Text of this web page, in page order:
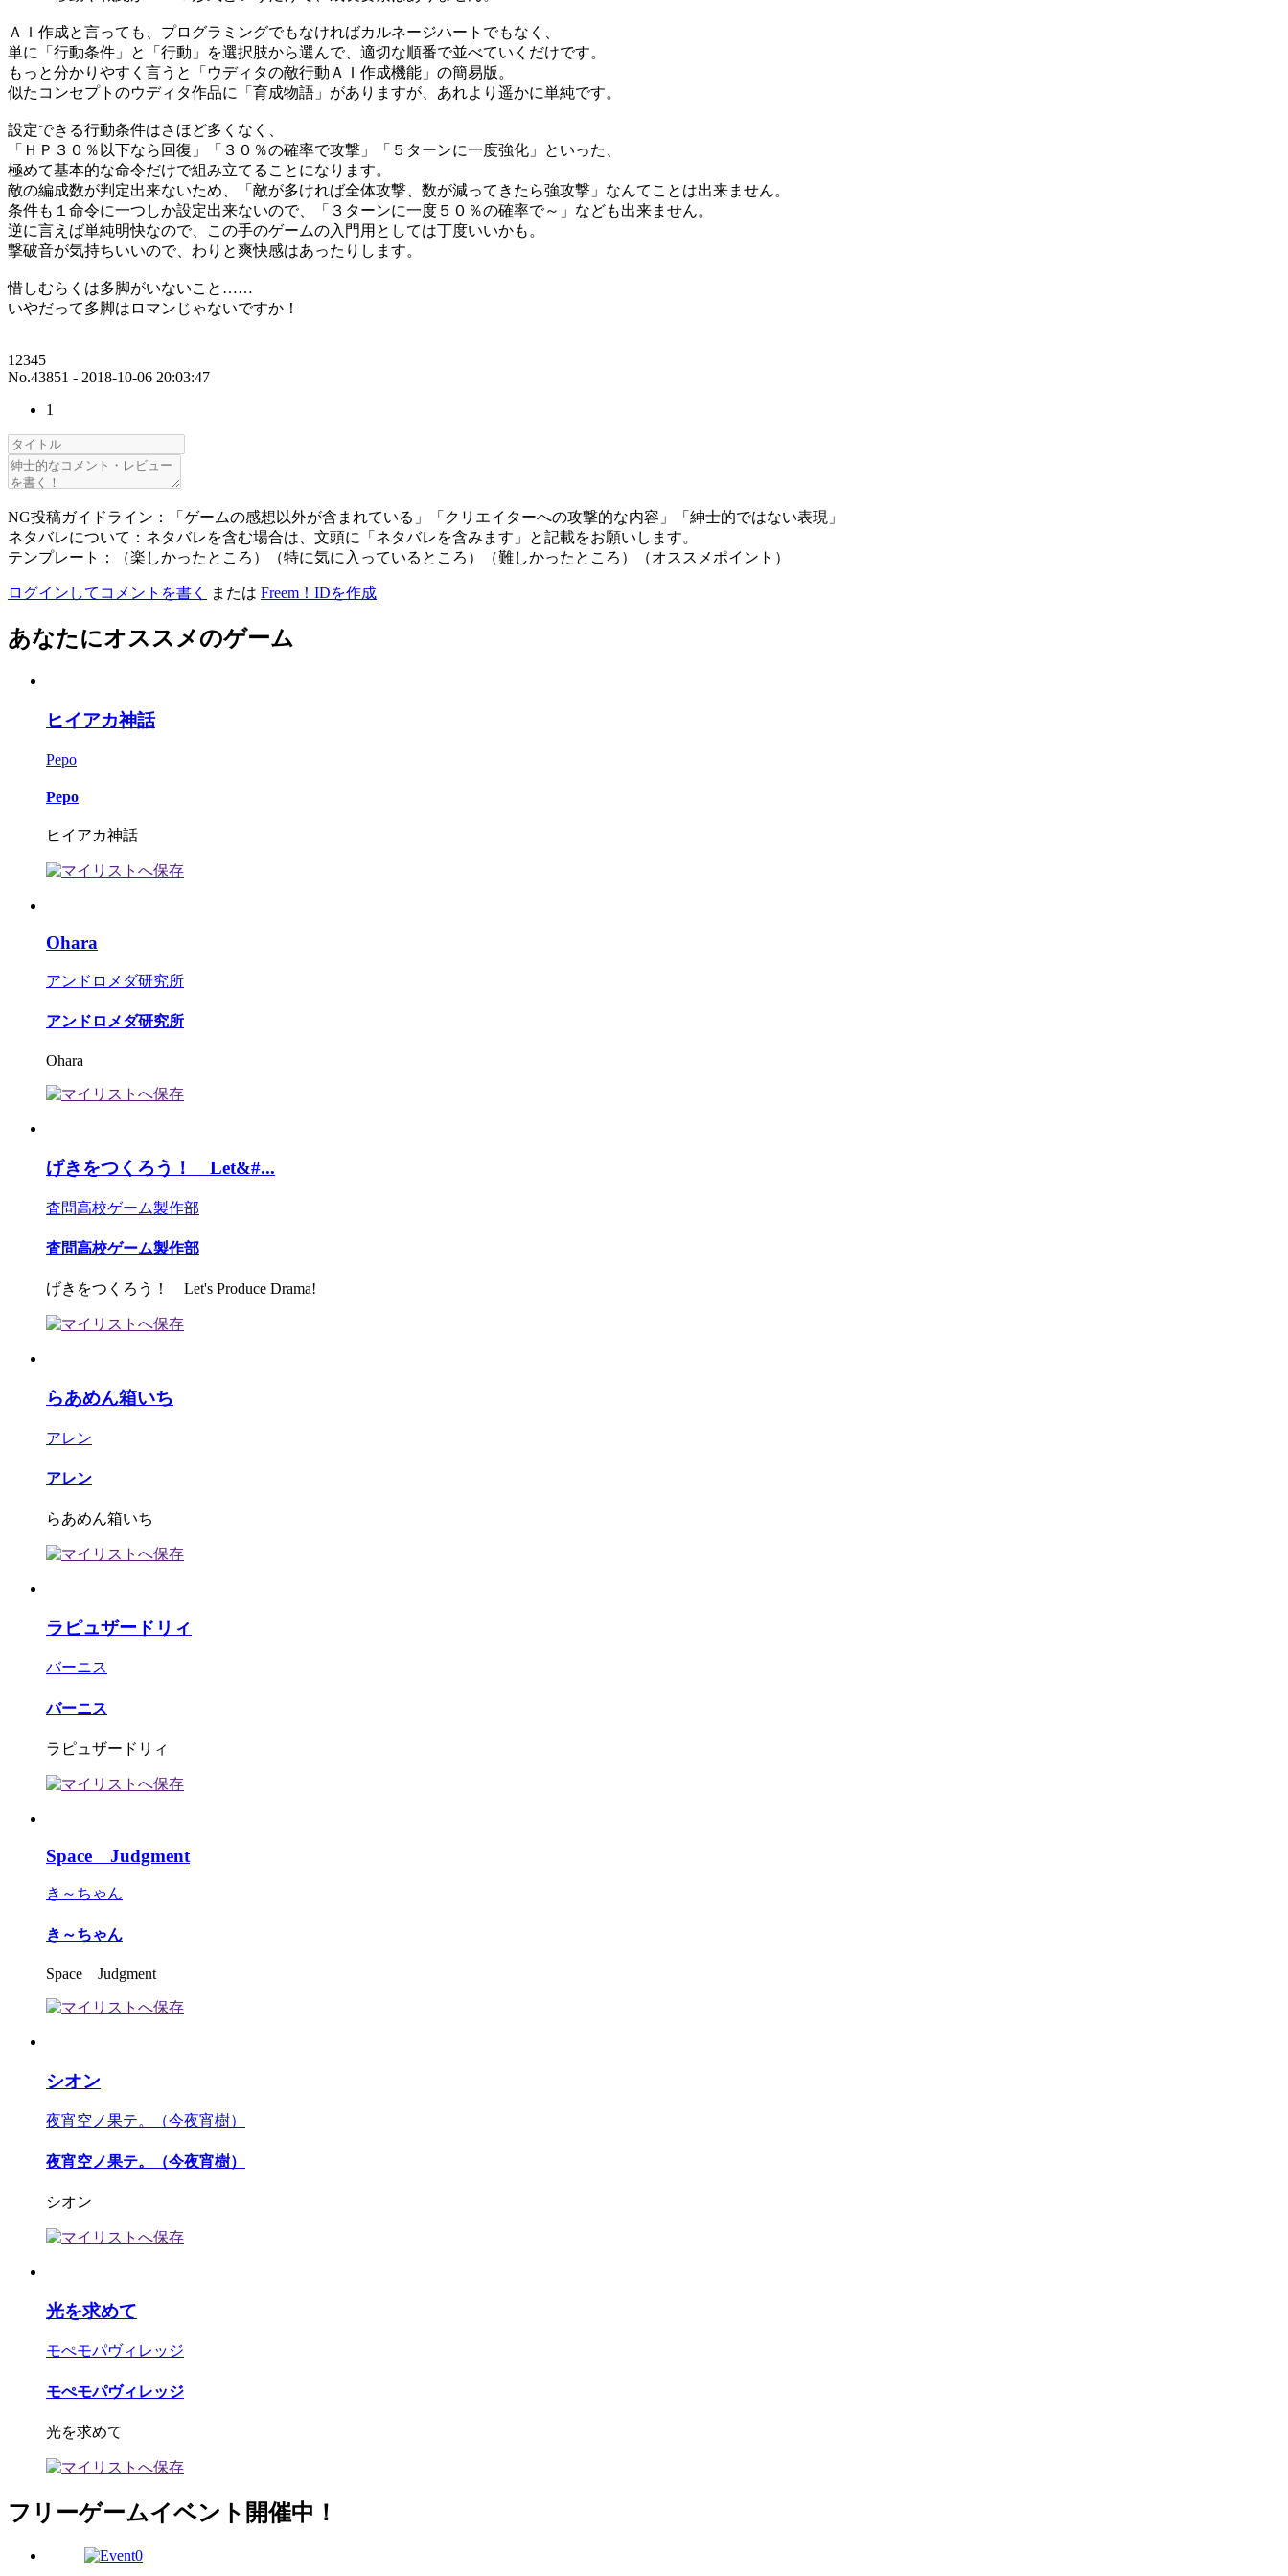
ＡＩ作成と言っても、プログラミングでもなければカルネージハートでもなく、
単に「行動条件」と「行動」を選択肢から選んで、適切な順番で並べていくだけです。
もっと分かりやすく言うと「ウディタの敵行動ＡＩ作成機能」の簡易版。
似たコンセプトのウディタ作品に「育成物語」がありますが、あれより遥かに単純です。
設定できる行動条件はさほど多くなく、
「ＨＰ３０％以下なら回復」「３０％の確率で攻撃」「５ターンに一度強化」といった、
極めて基本的な命令だけで組み立てることになります。
敵の編成数が判定出来ないため、「敵が多ければ全体攻撃、数が減ってきたら強攻撃」なんてことは出来ません。
条件も１命令に一つしか設定出来ないので、「３ターンに一度５０％の確率で～」なども出来ません。
逆に言えば単純明快なので、この手のゲームの入門用としては丁度いいかも。
撃破音が気持ちいいので、わりと爽快感はあったりします。
惜しむらくは多脚がいないこと……
いやだって多脚はロマンじゃないですか！
12345
No.43851 - 2018-10-06 20:03:47
1
NG投稿ガイドライン：「ゲームの感想以外が含まれている」「クリエイターへの攻撃的な内容」「紳士的ではない表現」
ネタバレについて：ネタバレを含む場合は、文頭に「ネタバレを含みます」と記載をお願いします。
テンプレート：（楽しかったところ）（特に気に入っているところ）（難しかったところ）（オススメポイント）
ログインしてコメントを書く または Freem！IDを作成
あなたにオススメのゲーム
ヒイアカ神話
Pepo
Pepo
ヒイアカ神話
Ohara
アンドロメダ研究所
アンドロメダ研究所
Ohara
げきをつくろう！ Let&#...
査問高校ゲーム製作部
査問高校ゲーム製作部
げきをつくろう！ Let's Produce Drama!
らあめん箱いち
アレン
アレン
らあめん箱いち
ラピュザードリィ
バーニス
バーニス
ラピュザードリィ
Space Judgment
き～ちゃん
き～ちゃん
Space Judgment
シオン
夜宵空ノ果テ。（今夜宵樹）
夜宵空ノ果テ。（今夜宵樹）
シオン
光を求めて
モぺモパヴィレッジ
モぺモパヴィレッジ
光を求めて
フリーゲームイベント開催中！